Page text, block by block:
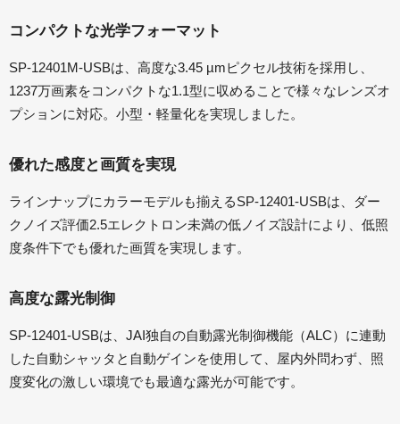
コンパクトな光学フォーマット
SP-12401M-USBは、高度な3.45 µmピクセル技術を採用し、
1237万画素をコンパクトな1.1型に収めることで様々なレンズオ
プションに対応。小型・軽量化を実現しました。
優れた感度と画質を実現
ラインナップにカラーモデルも揃えるSP-12401-USBは、ダー
クノイズ評価2.5エレクトロン未満の低ノイズ設計により、低照
度条件下でも優れた画質を実現します。
高度な露光制御
SP-12401-USBは、JAI独自の自動露光制御機能（ALC）に連動
した自動シャッタと自動ゲインを使用して、屋内外問わず、照
度変化の激しい環境でも最適な露光が可能です。